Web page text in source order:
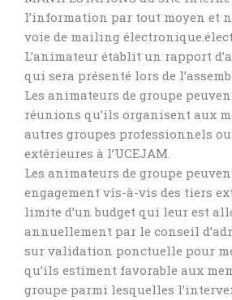
l’information par tout moyen et
voie de mailing
L’animateur établit un rapport
qui sera présenté lors de
Les animateurs de groupe
réunions qu’ils organisent aux
autres groupes professionnels
extérieures à l’UCEJAM.
Les animateurs de groupe
engagement vis-à-vis des tiers
limite d’un budget qui leur est
annuellement par le conseil
sur validation ponctuelle pour
qu’ils estiment favorable aux
groupe parmi lesquelles